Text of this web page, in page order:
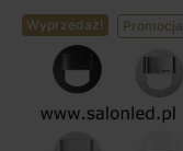
Wyprzedaż! Promocja